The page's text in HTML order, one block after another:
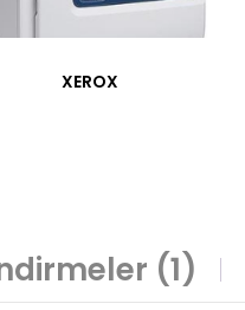
XEROX
(1)